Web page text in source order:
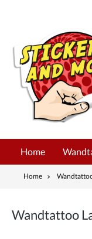
Home
Home
Wandtattoo